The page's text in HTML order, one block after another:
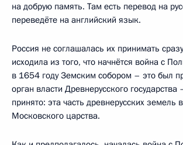
на добрую память. Там есть перевод на
переведёте на английский язык.
Россия не соглашалась их принимать
исходила из того, что начнётся война с
в 1654 году Земским собором – это был
орган власти Древнерусского
принято: эта часть древнерусских земель
Московского царства.